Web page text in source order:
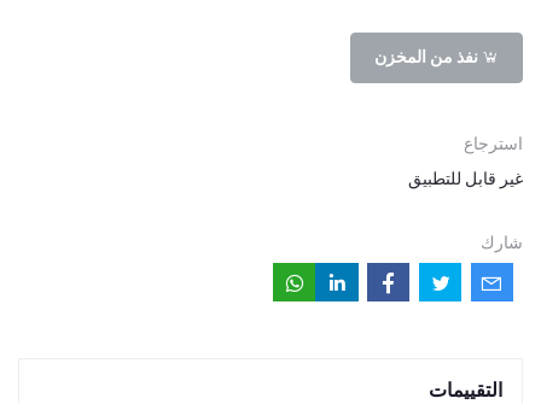
نفذ من المخزن
استرجاع
غير قابل للتطبيق
شارك
التقييمات